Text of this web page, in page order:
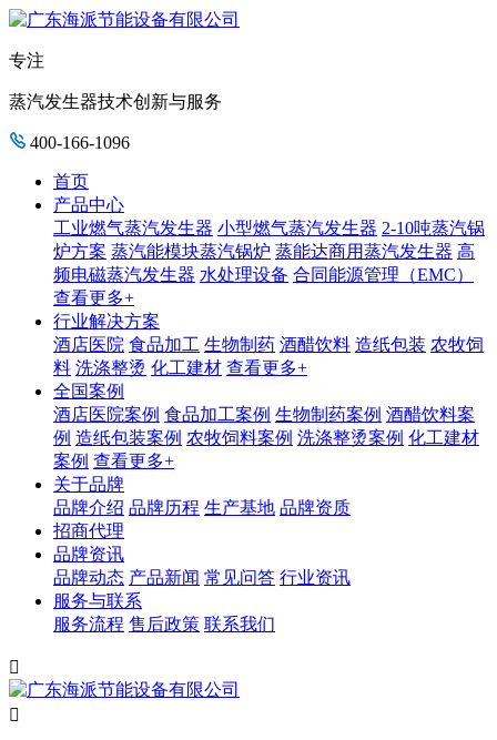
专注
蒸汽发生器技术创新与服务
400-166-1096
首页
产品中心
工业燃气蒸汽发生器 小型燃气蒸汽发生器 2-10吨蒸汽锅
炉方案 蒸汽能模块蒸汽锅炉 蒸能达商用蒸汽发生器 高
频电磁蒸汽发生器 水处理设备 合同能源管理（EMC）
查看更多+
行业解决方案
酒店医院 食品加工 生物制药 酒醋饮料 造纸包装 农牧饲
料 洗涤整烫 化工建材 查看更多+
全国案例
酒店医院案例 食品加工案例 生物制药案例 酒醋饮料案
例 造纸包装案例 农牧饲料案例 洗涤整烫案例 化工建材
案例 查看更多+
关于品牌
品牌介绍 品牌历程 生产基地 品牌资质
招商代理
品牌资讯
品牌动态 产品新闻 常见问答 行业资讯
服务与联系
服务流程 售后政策 联系我们

